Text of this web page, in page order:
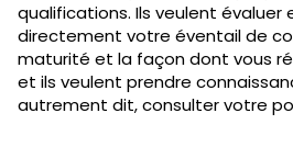
qualifications. Ils veulent évaluer
directement votre éventail de
maturité et la façon dont vous
et ils veulent prendre
autrement dit, consulter votre